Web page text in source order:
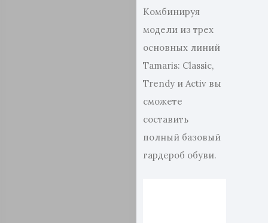
Комбинируя
модели из трех
основных линий
Tamaris: Classic,
Trendy и Activ вы
сможете
составить
полный базовый
гардероб обуви.